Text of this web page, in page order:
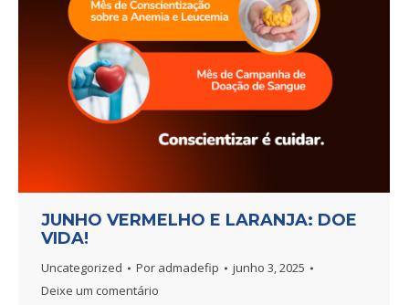
JUNHO VERMELHO E LARANJA: DOE
VIDA!
Uncategorized Por admadefip
junho 3, 2025
Deixe um comentário